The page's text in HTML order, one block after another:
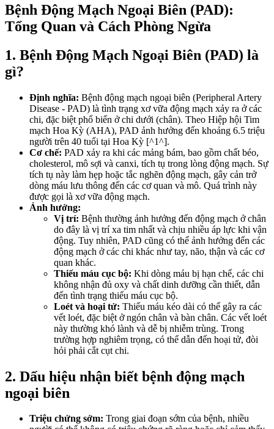
Bệnh Động Mạch Ngoại Biên (PAD):
Tổng Quan và Cách Phòng Ngừa
1. Bệnh Động Mạch Ngoại Biên (PAD) là
gì?
Định nghĩa: Bệnh động mạch ngoại biên (Peripheral Artery
Disease - PAD) là tình trạng xơ vữa động mạch xảy ra ở các
chi, đặc biệt phổ biến ở chi dưới (chân). Theo Hiệp hội Tim
mạch Hoa Kỳ (AHA), PAD ảnh hưởng đến khoảng 6.5 triệu
người trên 40 tuổi tại Hoa Kỳ [^1^].
Cơ chế: PAD xảy ra khi các mảng bám, bao gồm chất béo,
cholesterol, mô sợi và canxi, tích tụ trong lòng động mạch. Sự
tích tụ này làm hẹp hoặc tắc nghẽn động mạch, gây cản trở
dòng máu lưu thông đến các cơ quan và mô. Quá trình này
được gọi là xơ vữa động mạch.
Ảnh hưởng:
Vị trí: Bệnh thường ảnh hưởng đến động mạch ở chân
do đây là vị trí xa tim nhất và chịu nhiều áp lực khi vận
động. Tuy nhiên, PAD cũng có thể ảnh hưởng đến các
động mạch ở các chi khác như tay, não, thận và các cơ
quan khác.
Thiếu máu cục bộ: Khi dòng máu bị hạn chế, các chi
không nhận đủ oxy và chất dinh dưỡng cần thiết, dẫn
đến tình trạng thiếu máu cục bộ.
Loét và hoại tử: Thiếu máu kéo dài có thể gây ra các
vết loét, đặc biệt ở ngón chân và bàn chân. Các vết loét
này thường khó lành và dễ bị nhiễm trùng. Trong
trường hợp nghiêm trọng, có thể dẫn đến hoại tử, đòi
hỏi phải cắt cụt chi.
2. Dấu hiệu nhận biết bệnh động mạch
ngoại biên
Triệu chứng sớm: Trong giai đoạn sớm của bệnh, nhiều